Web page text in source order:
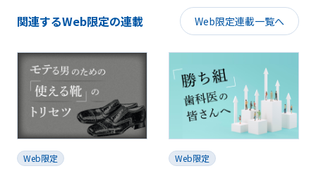
関連するWeb限定の連載 Web限定連載一覧へ
Web限定 Web限定